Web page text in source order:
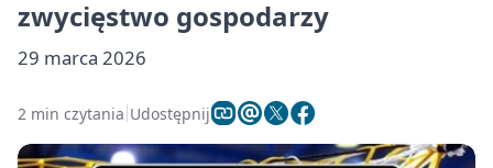
zwycięstwo gospodarzy
29 marca 2026
2 min czytania Udostępnij